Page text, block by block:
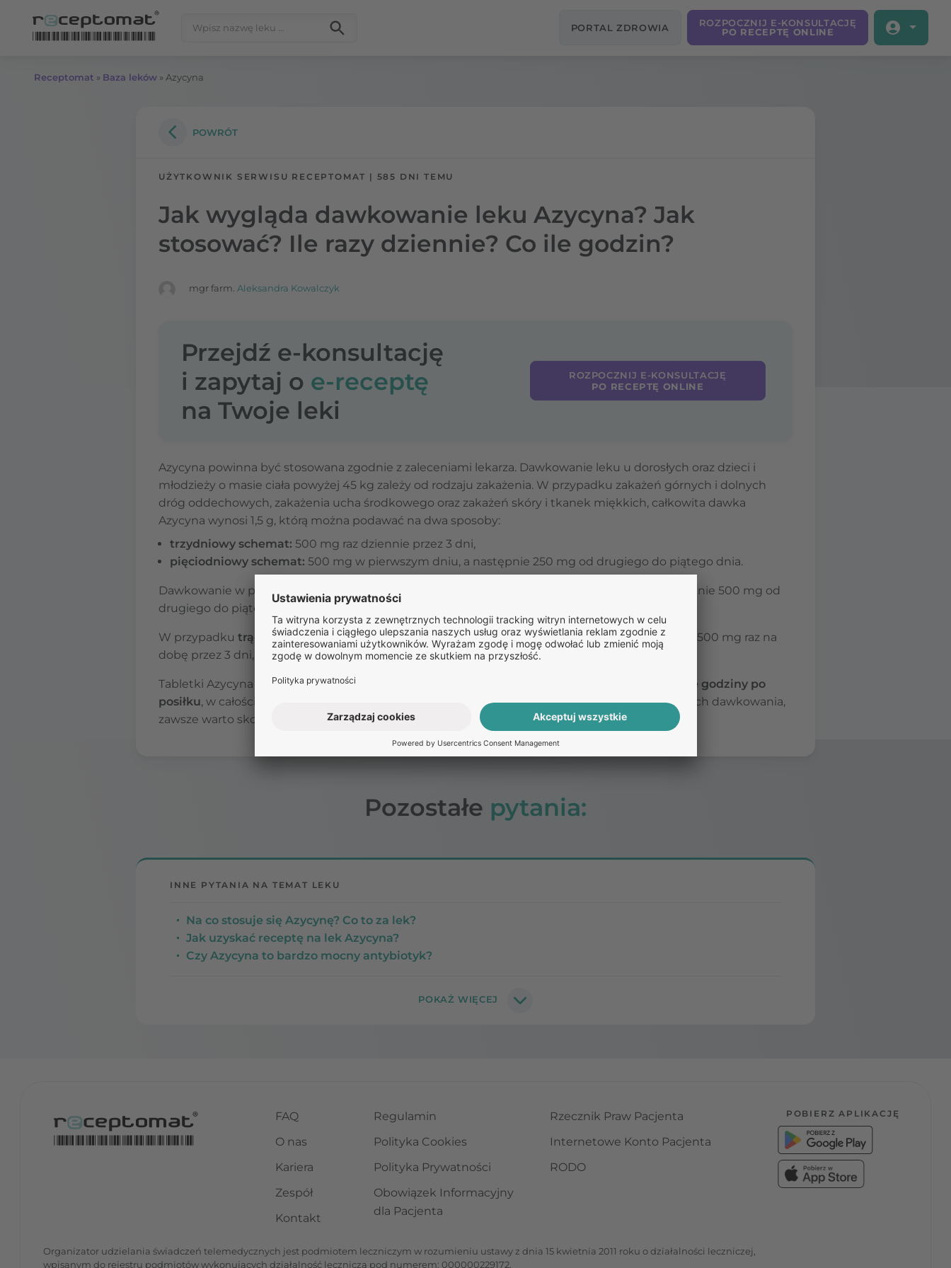
PORTAL ZDROWIA
ROZPOCZNIJ E-KONSULTACJĘ
PO RECEPTĘ ONLINE
Receptomat » Baza leków » Azycyna
POWRÓT
UŻYTKOWNIK SERWISU RECEPTOMAT | 585 DNI TEMU
Jak wygląda dawkowanie leku Azycyna? Jak
stosować? Ile razy dziennie? Co ile godzin?
mgr farm. Aleksandra Kowalczyk
Przejdź e-konsultację
i zapytaj o e-receptę
na Twoje leki
ROZPOCZNIJ E-KONSULTACJĘ
PO RECEPTĘ ONLINE
Azycyna powinna być stosowana zgodnie z zaleceniami lekarza. Dawkowanie leku u dorosłych oraz dzieci i
młodzieży o masie ciała powyżej 45 kg zależy od rodzaju zakażenia. W przypadku zakażeń górnych i dolnych
dróg oddechowych, zakażenia ucha środkowego oraz zakażeń skóry i tkanek miękkich, całkowita dawka
Azycyna wynosi 1,5 g, którą można podawać na dwa sposoby:
trzydniowy schemat: 500 mg raz dziennie przez 3 dni,
pięciodniowy schemat: 500 mg w pierwszym dniu, a następnie 250 mg od drugiego do piątego dnia.
Dawkowanie w przypadku rumienia wędrującego
to 3 g, z dawką 1 g pierwszego dnia, a następnie 500 mg od
drugiego do piątego dnia.
W przypadku trądziku pospolitego o umiarkowanym nasileniu , dawka całkowita wynosi 6 g, z 500 mg raz na
dobę przez 3 dni, a następnie 500 mg raz na tydzień przez kolejnych 9 tygodni.
Tabletki Azycyna należy przyjmować
doustnie, co najmniej godzinę przed jedzeniem lub dwie godziny po
posiłku, w całości, popijając wodą. W przypadku wątpliwości lub dodatkowych pytań dotyczących dawkowania,
zawsze warto skonsultować się z lekarzem lub farmaceutą.
Pozostałe pytania:
INNE PYTANIA NA TEMAT LEKU
Na co stosuje się Azycynę? Co to za lek?
Jak uzyskać receptę na lek Azycyna?
Czy Azycyna to bardzo mocny antybiotyk?
FAQ
O nas
Kariera
Zespół
Kontakt
Regulamin
Polityka Cookies
Polityka Prywatności
Obowiązek Informacyjny
dla Pacjenta
Rzecznik Praw Pacjenta
Internetowe Konto Pacjenta
RODO
POBIERZ APLIKACJĘ
Organizator udzielania świadczeń telemedycznych jest podmiotem leczniczym w rozumieniu ustawy z dnia 15 kwietnia 2011 roku o działalności leczniczej,
wpisanym do rejestru podmiotów wykonujących działalność leczniczą pod numerem: 000000229172.